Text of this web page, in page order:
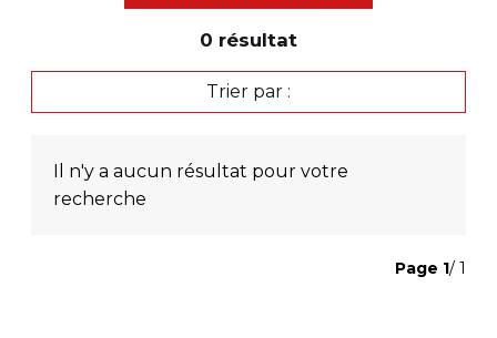
0 résultat
Trier par :
Il n'y a aucun résultat pour votre
recherche
Page 1/ 1